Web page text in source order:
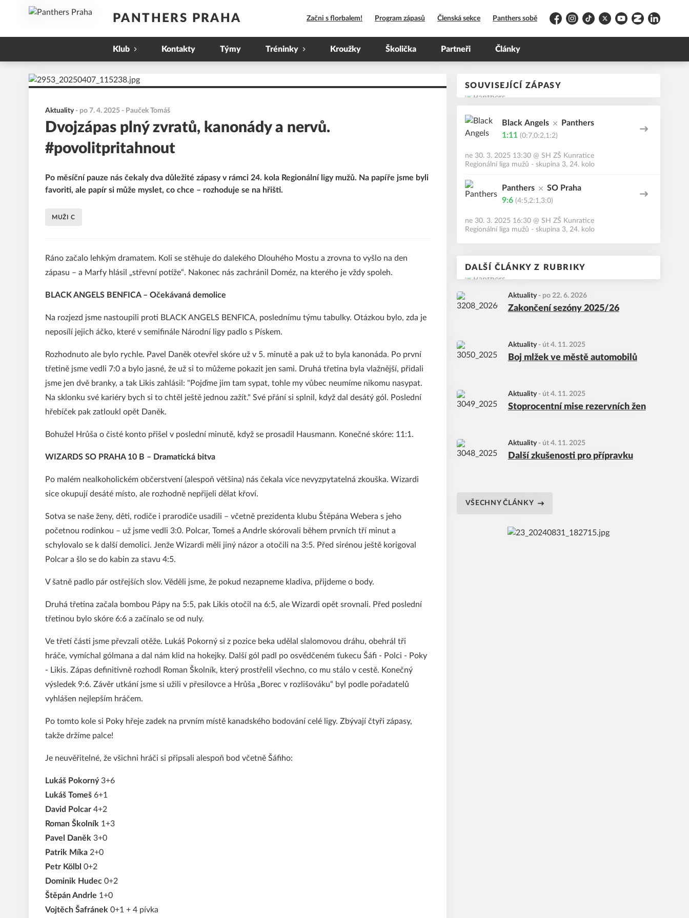
PANTHERS PRAHA Začni s florbalem! Program zápasů Členská sekce Panthers sobě
FacebookInstagram
TikTokPlatform X
YouTubeZoneramaLinkedIn
Klub Kontakty Týmy Tréninky Kroužky Školička Partneři Články
SOUVISEJÍCÍ ZÁPASY
Black Angels
Panthers
1:11 (0:7,0:2,1:2)
ne 30. 3. 2025 13:30@ SH ZŠ Kunratice
Regionální liga mužů - skupina 3, 24. kolo
Panthers
SO Praha
9:6 (4:5,2:1,3:0)
ne 30. 3. 2025 16:30@ SH ZŠ Kunratice
Regionální liga mužů - skupina 3, 24. kolo
DALŠÍ ČLÁNKY Z RUBRIKY
Aktuality- po 22. 6. 2026
Zakončení sezóny 2025/26
Aktuality- út 4. 11. 2025
Boj mlžek ve městě automobilů
Aktuality- út 4. 11. 2025
Stoprocentní mise rezervních žen
Aktuality- út 4. 11. 2025
Další zkušenosti pro přípravku
VŠECHNY ČLÁNKY
Aktuality - po 7. 4. 2025 - Pauček Tomáš
Dvojzápas plný zvratů, kanonády a nervů.
#povolitpritahnout
Po měsíční pauze nás čekaly dva důležité zápasy v rámci 24. kola Regionální ligy mužů. Na papíře jsme byli
favoriti, ale papír si může myslet, co chce – rozhoduje se na hřišti.
MUŽI C
Ráno začalo lehkým dramatem. Koli se stěhuje do dalekého Dlouhého Mostu a zrovna to vyšlo na den
zápasu – a Marfy hlásil „střevní potíže“. Nakonec nás zachránil Doméz, na kterého je vždy spoleh.
BLACK ANGELS BENFICA – Očekávaná demolice
Na rozjezd jsme nastoupili proti BLACK ANGELS BENFICA, poslednímu týmu tabulky. Otázkou bylo, zda je
neposílí jejich áčko, které v semifinále Národní ligy padlo s Pískem.
Rozhodnuto ale bylo rychle. Pavel Daněk otevřel skóre už v 5. minutě a pak už to byla kanonáda. Po první
třetině jsme vedli 7:0 a bylo jasné, že už si to můžeme pokazit jen sami. Druhá třetina byla vlažnější, přidali
jsme jen dvě branky, a tak Likis zahlásil: "Pojďme jim tam sypat, tohle my vůbec neumíme nikomu nasypat.
Na sklonku své kariéry bych si to chtěl ještě jednou zažít." Své přání si splnil, když dal desátý gól. Poslední
hřebíček pak zatloukl opět Daněk.
Bohužel Hrůša o čisté konto přišel v poslední minutě, když se prosadil Hausmann. Konečné skóre: 11:1.
WIZARDS SO PRAHA 10 B – Dramatická bitva
Po malém nealkoholickém občerstvení (alespoň většina) nás čekala více nevyzpytatelná zkouška. Wizardi
sice okupují desáté místo, ale rozhodně nepřijeli dělat křoví.
Sotva se naše ženy, děti, rodiče i prarodiče usadili – včetně prezidenta klubu Štěpána Webera s jeho
početnou rodinkou – už jsme vedli 3:0. Polcar, Tomeš a Andrle skórovali během prvních tří minut a
schylovalo se k další demolici. Jenže Wizardi měli jiný názor a otočili na 3:5. Před sirénou ještě korigoval
Polcar a šlo se do kabin za stavu 4:5.
V šatně padlo pár ostřejších slov. Věděli jsme, že pokud nezapneme kladiva, přijdeme o body.
Druhá třetina začala bombou Pápy na 5:5, pak Likis otočil na 6:5, ale Wizardi opět srovnali. Před poslední
třetinou bylo skóre 6:6 a začínalo se od nuly.
Ve třetí části jsme převzali otěže. Lukáš Pokorný si z pozice beka udělal slalomovou dráhu, obehrál tři
hráče, vymíchal gólmana a dal nám klid na hokejky. Další gól padl po osvědčeném ťukecu Šáfi - Polci - Poky
- Likis. Zápas definitivně rozhodl Roman Školník, který prostřelil všechno, co mu stálo v cestě. Konečný
výsledek 9:6. Závěr utkání jsme si užili v přesilovce a Hrůša „Borec v rozlišováku“ byl podle pořadatelů
vyhlášen nejlepším hráčem.
Po tomto kole si Poky hřeje zadek na prvním místě kanadského bodování celé ligy. Zbývají čtyři zápasy,
takže držíme palce!
Je neuvěřitelné, že všichni hráči si připsali alespoň bod včetně Šáfiho:
Lukáš Pokorný3+6
Lukáš Tomeš 6+1
David Polcar 4+2
Roman Školník 1+3
Pavel Daněk 3+0
Patrik Míka 2+0
Petr Kölbl 0+2
Dominik Hudec 0+2
Štěpán Andrle 1+0
Vojtěch Šafránek 0+1 + 4 pívka